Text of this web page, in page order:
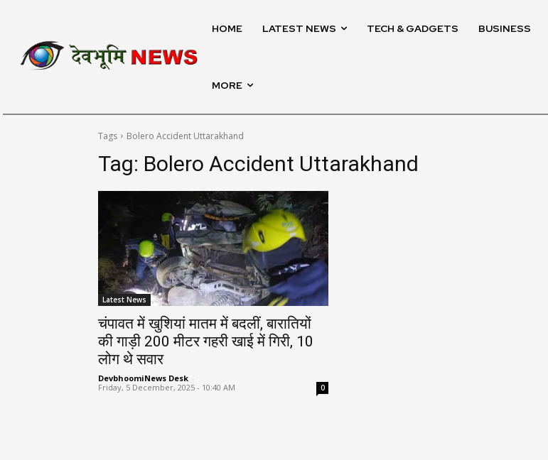
HOME LATEST NEWS TECH & GADGETS BUSINESS
MORE
Tags Bolero Accident Uttarakhand
Tag: Bolero Accident Uttarakhand
Latest News
चंपावत में खुशियां मातम में बदलीं, बारातियों
की गाड़ी 200 मीटर गहरी खाई में गिरी, 10
लोग थे सवार
DevbhoomiNews Desk -
Friday, 5 December, 2025 - 10:40 AM
0